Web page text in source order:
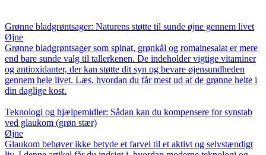
Grønne bladgrøntsager: Naturens støtte til sunde øjne gennem livet
Øjne
Grønne bladgrøntsager som spinat, grønkål og romainesalat er mere
end bare sunde valg til tallerkenen. De indeholder vigtige vitaminer
og antioxidanter, der kan støtte dit syn og bevare øjensundheden
gennem hele livet. Læs, hvordan du får mest ud af de grønne helte i
din daglige kost.
Teknologi og hjælpemidler: Sådan kan du kompensere for synstab
ved glaukom (grøn stær)
Øjne
Glaukom behøver ikke betyde et farvel til et aktivt og selvstændigt